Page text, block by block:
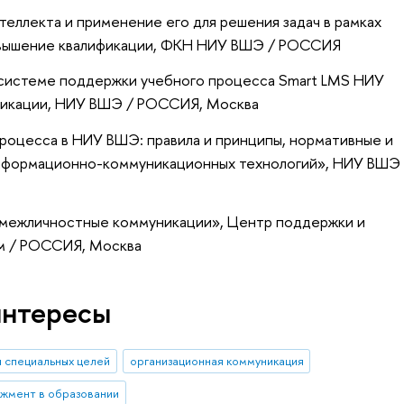
и применение его для решения задач в рамках
квалификации, ФКН НИУ ВШЭ / РОССИЯ
поддержки учебного процесса Smart LMS НИУ
, НИУ ВШЭ / РОССИЯ, Москва
в НИУ ВШЭ: правила и принципы, нормативные и
коммуникационных технологий», НИУ ВШЭ
коммуникации», Центр поддержки и
/ РОССИЯ, Москва
специальных целей
организационная коммуникация
в образовании